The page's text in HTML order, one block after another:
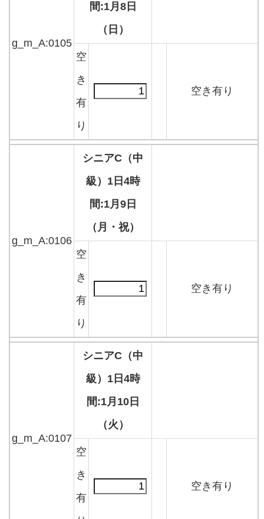
g_m_A:0105
間:1月8日
（日）
空
き
有
り
空き有り
g_m_A:0106
シニアC（中
級）1日4時
間:1月9日
（月・祝）
空
き
有
り
空き有り
g_m_A:0107
シニアC（中
級）1日4時
間:1月10日
（火）
空
き
有
空き有り